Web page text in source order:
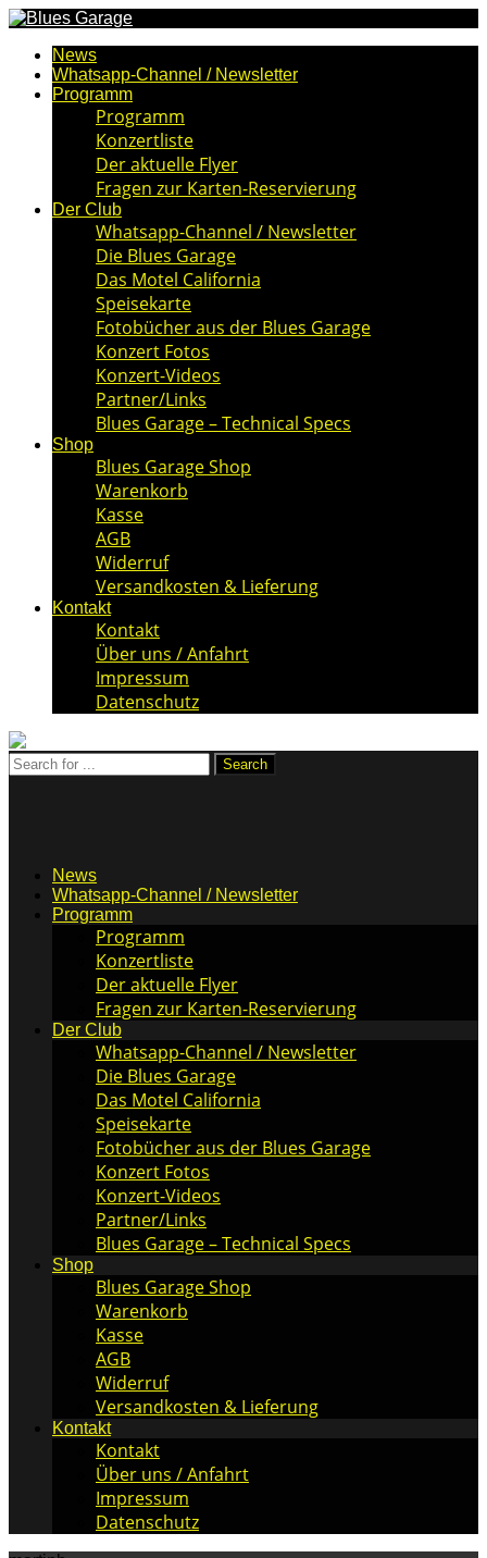
News
Whatsapp-Channel / Newsletter
Programm
Programm
Konzertliste
Der aktuelle Flyer
Fragen zur Karten-Reservierung
Der Club
Whatsapp-Channel / Newsletter
Die Blues Garage
Das Motel California
Speisekarte
Fotobücher aus der Blues Garage
Konzert Fotos
Konzert-Videos
Partner/Links
Blues Garage – Technical Specs
Shop
Blues Garage Shop
Warenkorb
Kasse
AGB
Widerruf
Versandkosten & Lieferung
Kontakt
Kontakt
Über uns / Anfahrt
Impressum
Datenschutz
News
Whatsapp-Channel / Newsletter
Programm
Programm
Konzertliste
Der aktuelle Flyer
Fragen zur Karten-Reservierung
Der Club
Whatsapp-Channel / Newsletter
Die Blues Garage
Das Motel California
Speisekarte
Fotobücher aus der Blues Garage
Konzert Fotos
Konzert-Videos
Partner/Links
Blues Garage – Technical Specs
Shop
Blues Garage Shop
Warenkorb
Kasse
AGB
Widerruf
Versandkosten & Lieferung
Kontakt
Kontakt
Über uns / Anfahrt
Impressum
Datenschutz